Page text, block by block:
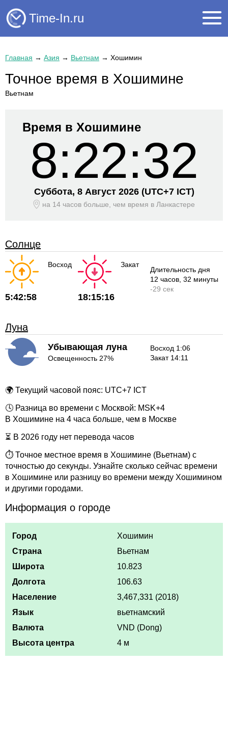
Time-In.ru
Главная → Азия → Вьетнам → Хошимин
Точное время в Хошимине
Вьетнам
Время в Хошимине
8:22:32
Суббота, 8 Август 2026 (UTC+7 ICT)
на 14 часов больше, чем время в Ланкастере
Солнце
Восход
5:42:58
Закат
18:15:16
Длительность дня
12 часов , 32 минуты
-29 сек
Луна
Убывающая луна
Освещенность 27%
Восход 1:06
Закат 14:11
🌍 Текущий часовой пояс: UTC+7 ICT
🕓 Разница во времени с Москвой: MSK+4
В Хошимине на 4 часа больше, чем в Москве
⏳ В 2026 году нет перевода часов
⏱ Точное местное время в Хошимине (Вьетнам) с
точностью до секунды. Узнайте сколько сейчас времени
в Хошимине или разницу во времени между Хошимином
и другими городами.
Информация о городе
Город
Хошимин
Страна
Вьетнам
Широта
10.823
Долгота
106.63
Население
3,467,331 (2018)
Язык
вьетнамский
Валюта
VND (Dong)
Высота центра
4 м